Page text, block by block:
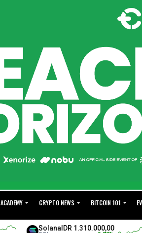
ACADEMY CRYPTO NEWS BITCOIN 101
Solana IDR 1.310.000,00